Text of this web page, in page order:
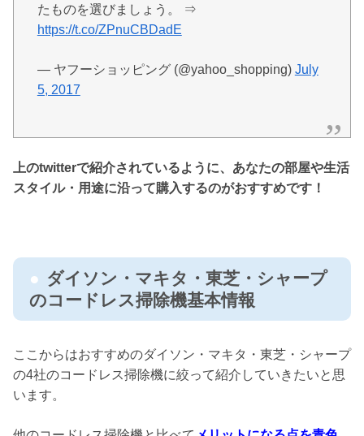
たものを選びましょう。 ⇒
https://t.co/ZPnuCBDadE
— ヤフーショッピング (@yahoo_shopping) July
5, 2017
上のtwitterで紹介されているように、あなたの部屋や生活
スタイル・ 用途に沿って購入するのがおすすめです！
ダイソン・マキタ・東芝・シャープ
のコードレス掃除機基本情報
ここからはおすすめのダイソン・マキタ・東芝・シャープ
の4社のコードレス掃除機に絞って紹介していきたいと思
います。